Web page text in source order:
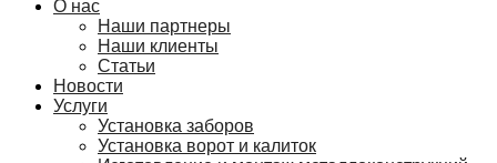
О нас
Наши партнеры
Наши клиенты
Статьи
Новости
Услуги
Установка заборов
Установка ворот и калиток